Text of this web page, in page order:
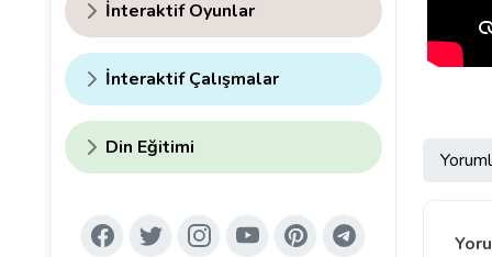
İnteraktif Oyunlar
İnteraktif Çalışmalar
Din Eğitimi